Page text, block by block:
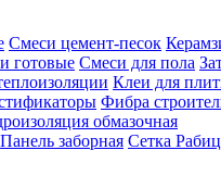
Смеси цемент-песок
готовые Смеси для пола
Клеи для
Фибра
обмазочная
Панель заборная Сетка